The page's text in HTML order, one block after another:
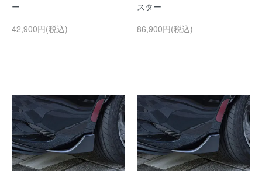
ー
42,900円(税込)
スター
86,900円(税込)